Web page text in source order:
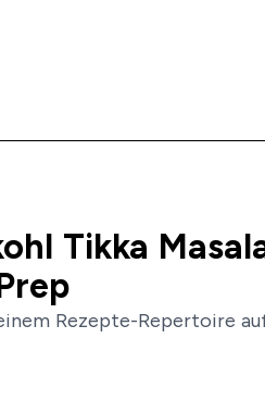
Tikka
Rezepte-Repertoire